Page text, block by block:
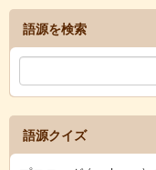
語源を検索
語源クイズ